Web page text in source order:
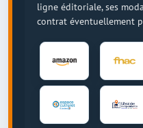
ligne éditoriale, ses
contrat éventuellement